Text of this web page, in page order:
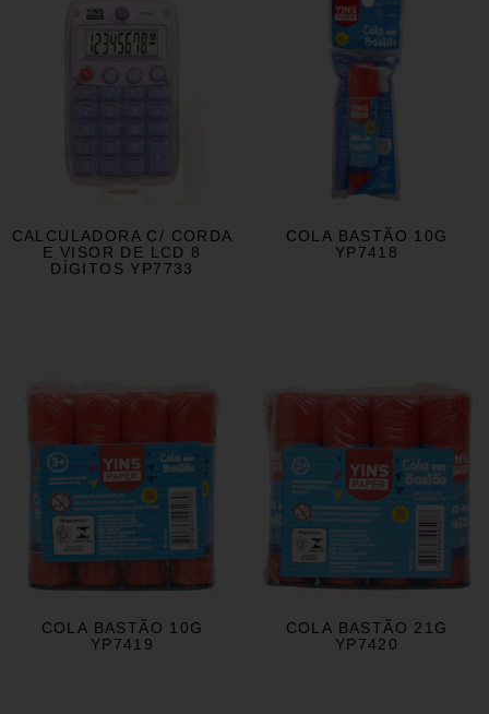
CALCULADORA C/ CORDA
E VISOR DE LCD 8
DÍGITOS YP7733
COLA BASTÃO 10G
YP7418
COLA BASTÃO 10G
YP7419
COLA BASTÃO 21G
YP7420